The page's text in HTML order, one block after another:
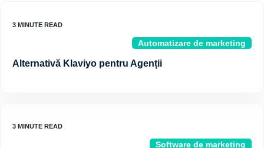
Automatizare de marketing
Alternativă Klaviyo pentru Agenții
Software de marketing